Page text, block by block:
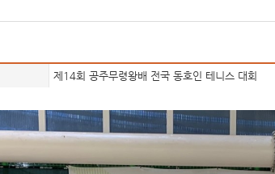
제14회 공주무령왕배 전국 동호인 테니스 대회